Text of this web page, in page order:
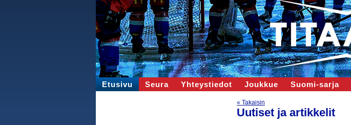
Etusivu Seura Yhteystiedot Joukkue Suomi-sarja
« Takaisin
Uutiset ja artikkelit